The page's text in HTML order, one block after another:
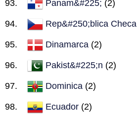
Panam&#225; (2)
Rep&#250;blica Checa
Dinamarca (2)
Pakist&#225;n (2)
Dominica (2)
Ecuador (2)